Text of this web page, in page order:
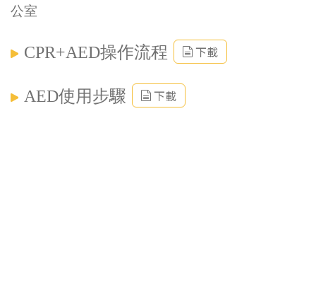
公室
CPR+AED操作流程 下載
AED使用步驟 下載